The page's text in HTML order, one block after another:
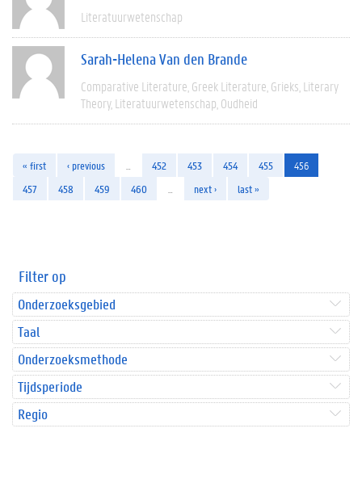
Literatuurwetenschap
Sarah-Helena Van den Brande
Comparative Literature Greek Literature Grieks Literary
Theory Literatuurwetenschap Oudheid
« first ‹ previous 452 453 454 455
456
457
458 459 460 next › last »
Filter op
Onderzoeksgebied
Taal
Onderzoeksmethode
Tijdsperiode
Regio